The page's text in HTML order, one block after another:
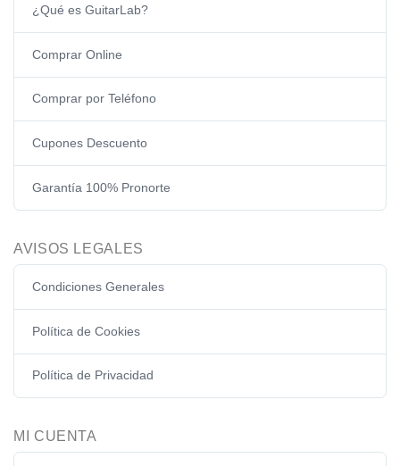
¿Qué es GuitarLab?
Comprar Online
Comprar por Teléfono
Cupones Descuento
Garantía 100% Pronorte
AVISOS LEGALES
Condiciones Generales
Política de Cookies
Política de Privacidad
MI CUENTA